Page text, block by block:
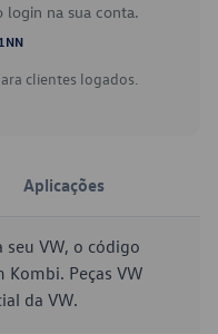
login na sua conta.
clientes logados.
Aplicações
VW, o código
Peças VW
da VW.